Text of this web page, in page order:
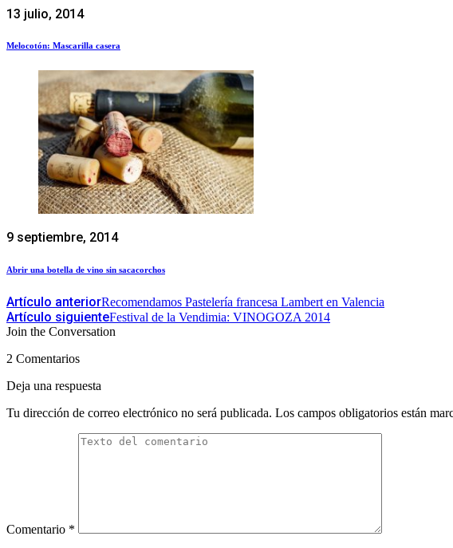
13 julio, 2014
Melocotón: Mascarilla casera
9 septiembre, 2014
Abrir una botella de vino sin sacacorchos
Artículo anteriorRecomendamos Pastelería francesa Lambert en Valencia
Artículo siguienteFestival de la Vendimia: VINOGOZA 2014
Join the Conversation
2 Comentarios
Deja una respuesta
Tu dirección de correo electrónico no será publicada. Los campos obligatorios están
Comentario *